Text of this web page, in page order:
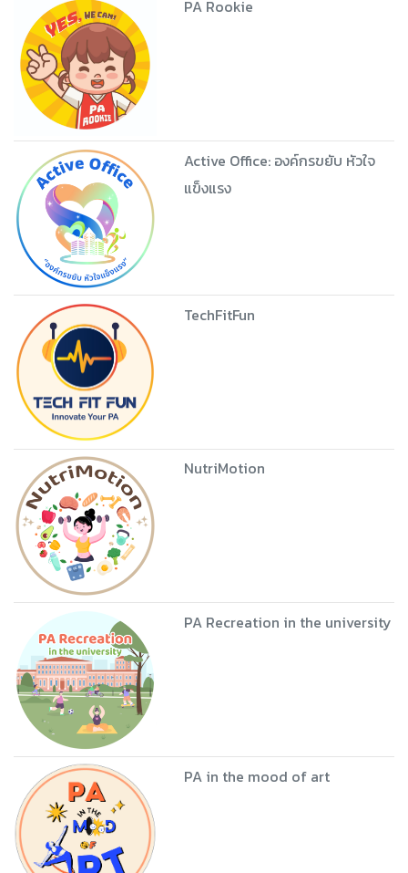
PA Rookie
Active Office: องค์กรขยับ หัวใจ
แข็งแรง
TechFitFun
NutriMotion
PA Recreation in the university
PA in the mood of art